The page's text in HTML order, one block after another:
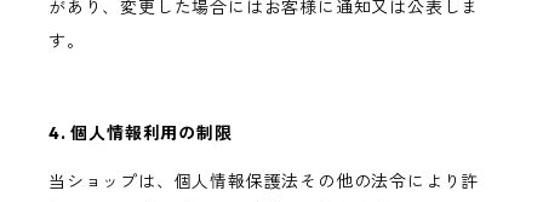
があり、変更した場合にはお客様に通知又は公表しま
す。
4. 個人情報利用の制限
当ショップは、個人情報保護法その他の法令により許